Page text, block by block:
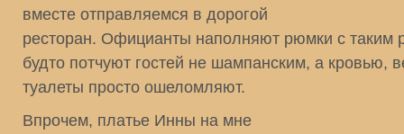
вместе отправляемся в дорогой
ресторан. Официанты наполняют рюмки с таким
будто потчуют гостей не шампанским, а кровью,
туалеты просто ошеломляют.
Впрочем, платье Инны на мне